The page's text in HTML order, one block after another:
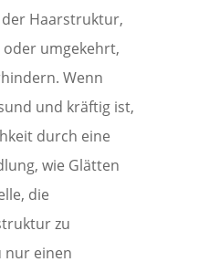
Haarstruktur,
umgekehrt,
Wenn
und kräftig ist,
durch eine
wie Glätten
die
zu
nur einen